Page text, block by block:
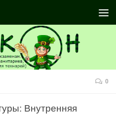
0
Внутренняя